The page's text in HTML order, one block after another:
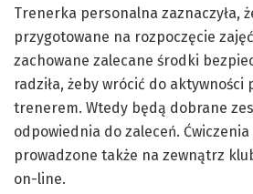
Trenerka personalna zaznaczyła,
przygotowane na rozpoczęcie
zachowane zalecane środki
radziła, żeby wrócić do aktywności
trenerem. Wtedy będą dobrane
odpowiednia do zaleceń.
prowadzone także na zewnątrz
on-line.